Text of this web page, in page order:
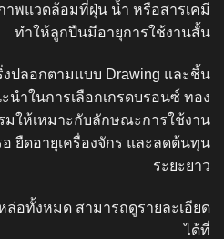
าพแวดล้อมที่ฝุ่น น้ำ หรือสารเคมี
ทำให้ลูกปืนมีอายุการใช้งานสั้น
ปลอกตามแบบ Drawing และชิ้น
นำในการเลือกเกรดบรอนซ์ ทอง
มให้เหมาะกับลักษณะการใช้งาน
ยืดอายุเครื่องจักร และลดต้นทุน
ระยะยาว
ล่อทั้งหมด สามารถดูรายละเอียด
ได้ที่